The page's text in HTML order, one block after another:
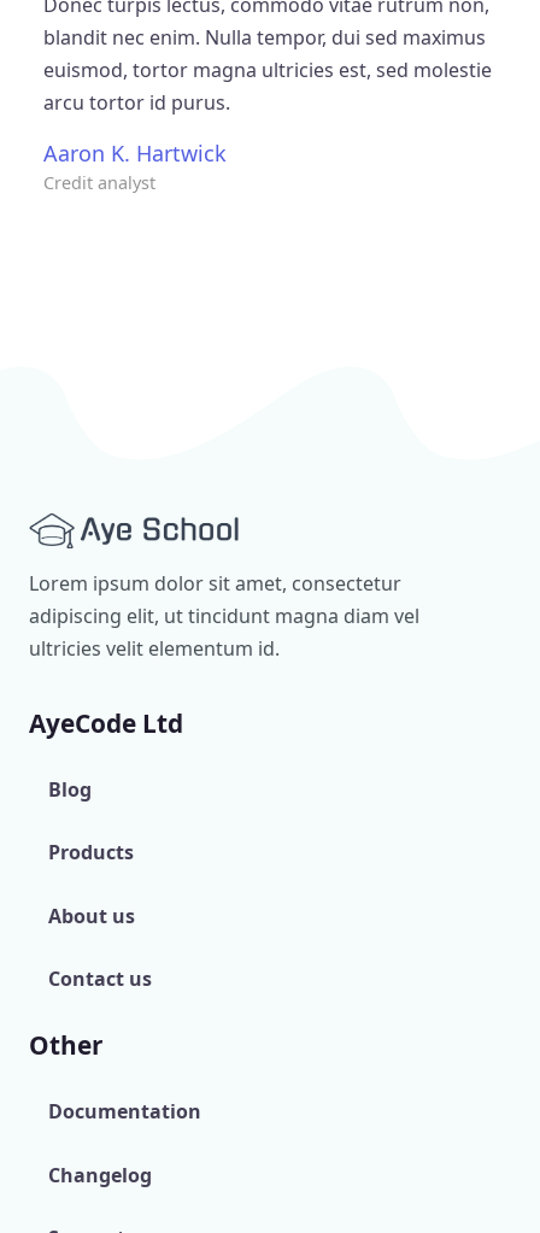
blandit nec enim. Nulla tempor, dui sed maximus
euismod, tortor magna ultricies est, sed molestie
arcu tortor id purus.
Aaron K. Hartwick
Credit analyst
Lorem ipsum dolor sit amet, consectetur
adipiscing elit, ut tincidunt magna diam vel
ultricies velit elementum id.
AyeCode Ltd
Blog
Products
About us
Contact us
Other
Documentation
Changelog